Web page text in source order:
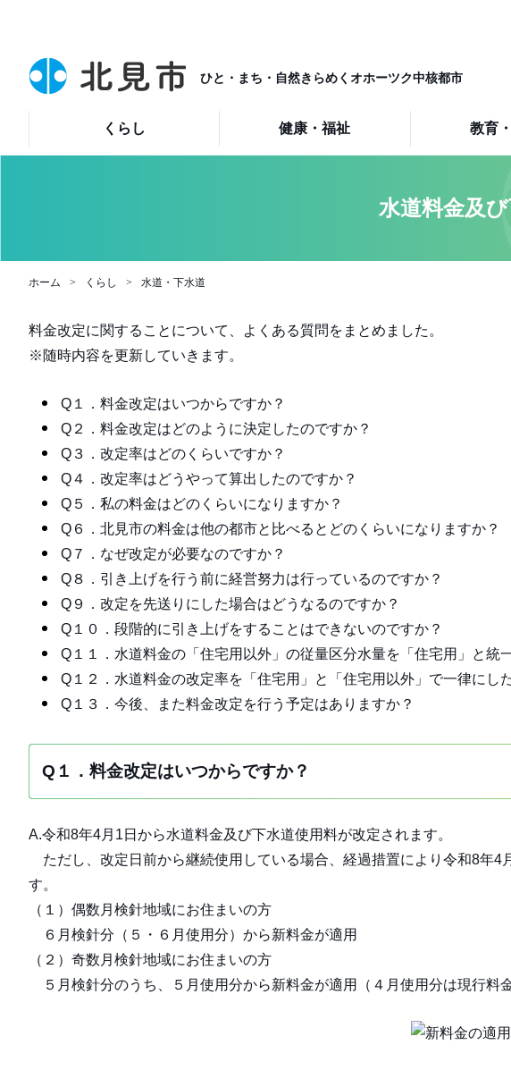
ひと・まち・自然きらめくオホーツク中核都市
くらし 健康・福祉 教育
水道料金及
ホーム くらし 水道・下水道
料金改定に関することについて、よくある質問をまとめました。
※随時内容を更新していきます。
Q１．料金改定はいつからですか？
Q２．料金改定はどのように決定したのですか？
Q３．改定率はどのくらいですか？
Q４．改定率はどうやって算出したのですか？
Q５．私の料金はどのくらいになりますか？
Q６．北見市の料金は他の都市と比べるとどのくらいになりますか？
Q７．なぜ改定が必要なのですか？
Q８．引き上げを行う前に経営努力は行っているのですか？
Q９．改定を先送りにした場合はどうなるのですか？
Q１０．段階的に引き上げをすることはできないのですか？
Q１１．水道料金の「住宅用以外」の従量区分水量を「住宅用」と統
Q１２．水道料金の改定率を「住宅用」と「住宅用以外」で一律にし
Q１３．今後、また料金改定を行う予定はありますか？
Q１．料金改定はいつからですか？
A.令和8年4月1日から水道料金及び下水道使用料が改定されます。
ただし、改定日前から継続使用している場合、経過措置により令和8年4
す。
（１）偶数月検針地域にお住まいの方
６月検針分（５・６月使用分）から新料金が適用
（２）奇数月検針地域にお住まいの方
５月検針分のうち、５月使用分から新料金が適用（４月使用分は現行料金